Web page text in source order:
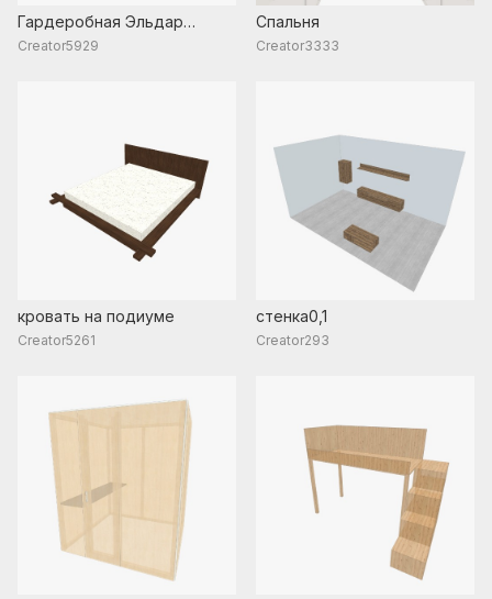
Гардеробная Эльдар
8(800)596 45 27
Creator5929
Спальня
Creator3333
кровать на подиуме
Creator5261
стенка0,1
Creator293